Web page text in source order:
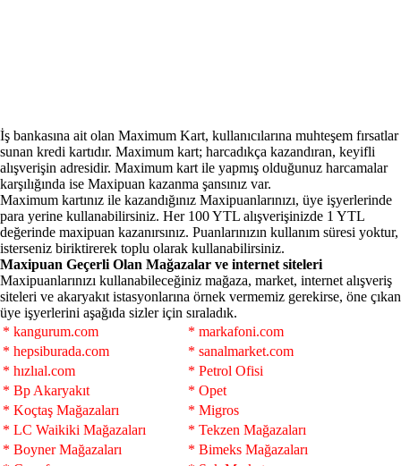
İş bankasına ait olan Maximum Kart, kullanıcılarına muhteşem fırsatlar
sunan kredi kartıdır. Maximum kart; harcadıkça kazandıran, keyifli
alışverişin adresidir. Maximum kart ile yapmış olduğunuz harcamalar
karşılığında ise Maxipuan kazanma şansınız var.
Maximum kartınız ile kazandığınız Maxipuanlarınızı, üye işyerlerinde
para yerine kullanabilirsiniz. Her 100 YTL alışverişinizde 1 YTL
değerinde maxipuan kazanırsınız. Puanlarınızın kullanım süresi yoktur,
isterseniz biriktirerek toplu olarak kullanabilirsiniz.
Maxipuan Geçerli Olan Mağazalar ve internet siteleri
Maxipuanlarınızı kullanabileceğiniz mağaza, market, internet alışveriş
siteleri ve akaryakıt istasyonlarına örnek vermemiz gerekirse, öne çıkan
üye işyerlerini aşağıda sizler için sıraladık.
* kangurum.com
* markafoni.com
* hepsiburada.com
* sanalmarket.com
* hızlıal.com
* Petrol Ofisi
* Bp Akaryakıt
* Opet
* Koçtaş Mağazaları
* Migros
* LC Waikiki Mağazaları
* Tekzen Mağazaları
* Boyner Mağazaları
* Bimeks Mağazaları